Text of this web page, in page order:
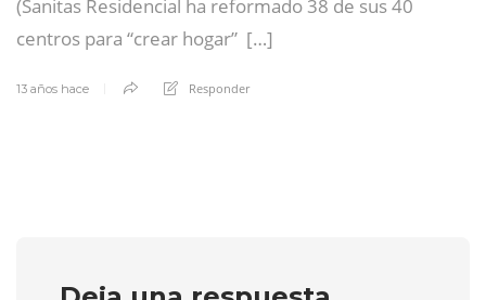
(Sanitas Residencial ha reformado 38 de sus 40
centros para “crear hogar” […]
13 años hace Responder